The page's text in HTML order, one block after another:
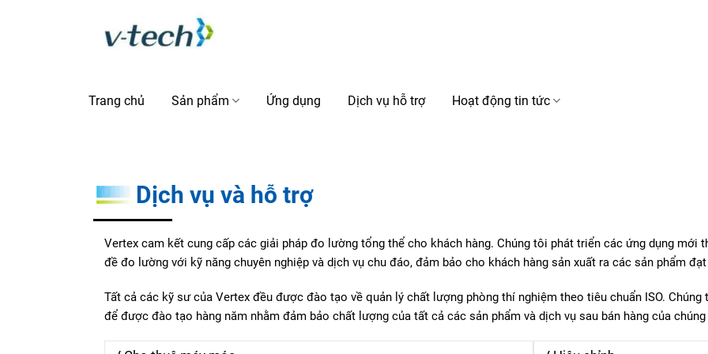
Trang chủ Sản phẩm Ứng dụng Dịch vụ hỗ trợ Hoạt động tin tức
Dịch vụ và hỗ trợ
Vertex cam kết cung cấp các giải pháp đo lường tổng thể cho khách hàng. Chúng tôi phát triển các ứng dụng mới
đề đo lường với kỹ năng chuyên nghiệp và dịch vụ chu đáo, đảm bảo cho khách hàng sản xuất ra các sản phẩm
Tất cả các kỹ sư của Vertex đều được đào tạo về quản lý chất lượng phòng thí nghiệm theo tiêu chuẩn ISO.
để được đào tạo hàng năm nhằm đảm bảo chất lượng của tất cả các sản phẩm và dịch vụ sau bán hàng của